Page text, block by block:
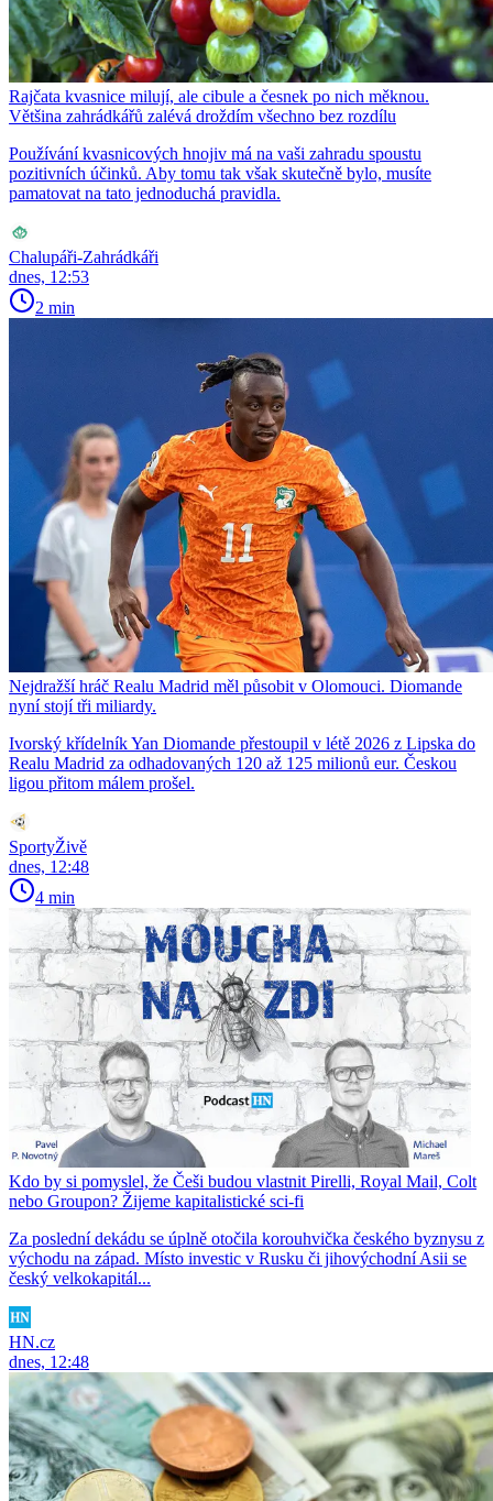
Rajčata kvasnice milují, ale cibule a česnek po nich měknou.
Většina zahrádkářů zalévá droždím všechno bez rozdílu
Používání kvasnicových hnojiv má na vaši zahradu spoustu
pozitivních účinků. Aby tomu tak však skutečně bylo, musíte
pamatovat na tato jednoduchá pravidla.
Chalupáři-Zahrádkáři
dnes, 12:53
2 min
Nejdražší hráč Realu Madrid měl působit v Olomouci. Diomande
nyní stojí tři miliardy.
Ivorský křídelník Yan Diomande přestoupil v létě 2026 z Lipska do
Realu Madrid za odhadovaných 120 až 125 milionů eur. Českou
ligou přitom málem prošel.
SportyŽivě
dnes, 12:48
4 min
Kdo by si pomyslel, že Češi budou vlastnit Pirelli, Royal Mail, Colt
nebo Groupon? Žijeme kapitalistické sci-fi
Za poslední dekádu se úplně otočila korouhvička českého byznysu z
východu na západ. Místo investic v Rusku či jihovýchodní Asii se
český velkokapitál...
HN.cz
dnes, 12:48